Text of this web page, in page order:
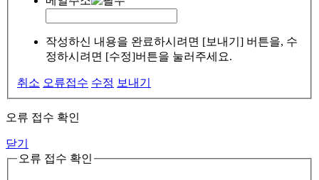
작성하신 내용을 완료하시려면 [보내기] 버튼을, 수
정하시려면 [수정]버튼을 눌러주세요.
취소 오류접수 수정 보내기
오류 접수 확인
닫기
오류 접수 확인